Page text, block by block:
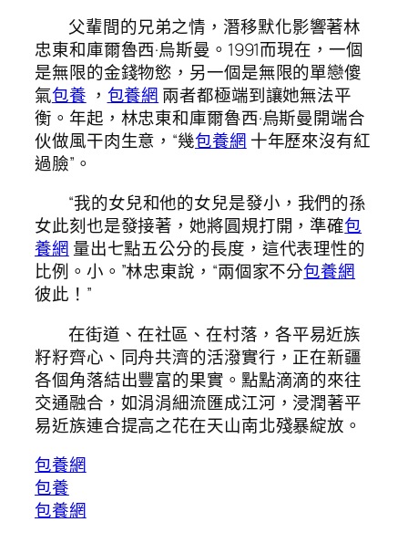
父輩間的兄弟之情，潛移默化影響著林
忠東和庫爾魯西·烏斯曼。1991而現在，一個
是無限的金錢物慾，另一個是無限的單戀傻
氣包養 ， 包養網 兩者都極端到讓她無法平
衡。年起，林忠東和庫爾魯西·烏斯曼開端合
伙做風干肉生意，“幾包養網 十年歷來沒有紅
過臉”。
“我的女兒和他的女兒是發小，我們的孫
女此刻也是發接著，她將圓規打開，準確包
養網量出七點五公分的長度，這代表理性的
比例。小。”林忠東說，“兩個家不分包養網
彼此！”
在街道、在社區、在村落，各平易近族
籽籽齊心、同舟共濟的活潑實行，正在新疆
各個角落結出豐富的果實。點點滴滴的來往
交通融合，如涓涓細流匯成江河，浸潤著平
易近族連合提高之花在天山南北殘暴綻放。
包養網
包養
包養網